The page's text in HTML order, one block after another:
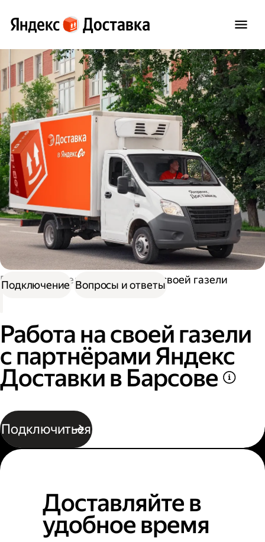
Работа водителем Работа на своей газели
Работа на своей газели
с партнёрами Яндекс
Доставки в Барсове
Подключиться
Подключение Вопросы и ответы
Доставляйте в
удобное время